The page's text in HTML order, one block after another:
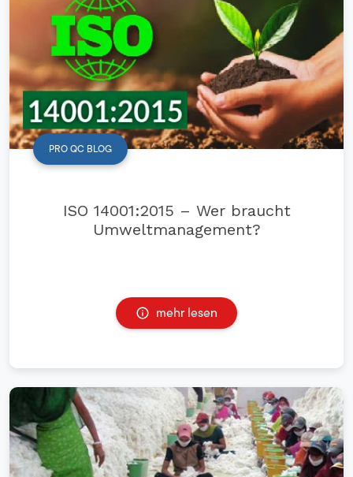
PRO QC BLOG
ISO 14001:2015 – Wer braucht
Umweltmanagement?
mehr lesen